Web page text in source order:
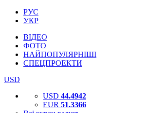
РУС
УКР
ВІДЕО
ФОТО
НАЙПОПУЛЯРНІШІ
СПЕЦПРОЕКТИ
USD
USD 44.4942
EUR 51.3366